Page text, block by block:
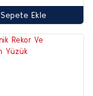
Sepete Ekle